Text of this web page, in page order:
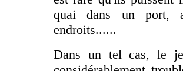
quai dans un port,
endroits......
Dans un tel cas, le